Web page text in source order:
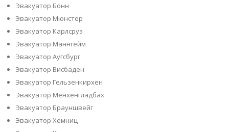
Эвакуатор Бонн
Эвакуатор Мюнстер
Эвакуатор Карлсруэ
Эвакуатор Маннгейм
Эвакуатор Аугсбург
Эвакуатор Висбаден
Эвакуатор Гельзенкирхен
Эвакуатор Мёнхенгладбах
Эвакуатор Брауншвейг
Эвакуатор Хемниц